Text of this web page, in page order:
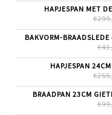
HAPJESPAN MET
€
BAKVORM-
€
HAPJESPAN
€
BRAADPAN 23CM
€